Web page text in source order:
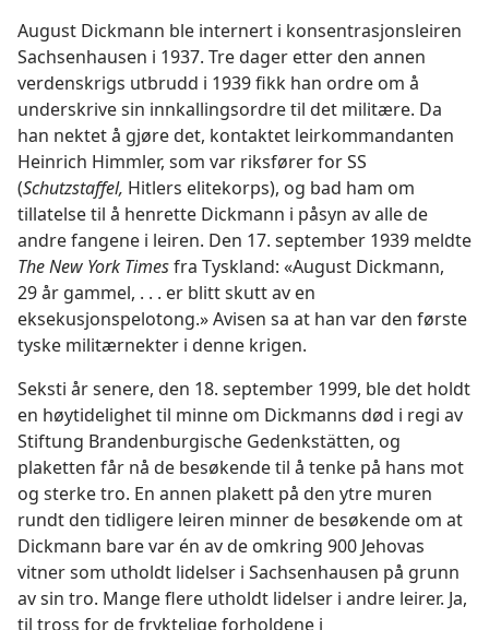
August Dickmann ble internert i konsentrasjonsleiren
Sachsenhausen i 1937. Tre dager etter den annen
verdenskrigs utbrudd i 1939 fikk han ordre om å
underskrive sin innkallingsordre til det militære. Da
han nektet å gjøre det, kontaktet leirkommandanten
Heinrich Himmler, som var riksfører for SS
(Schutzstaffel, Hitlers elitekorps), og bad ham om
tillatelse til å henrette Dickmann i påsyn av alle de
andre fangene i leiren. Den 17. september 1939 meldte
The New York Timesfra Tyskland: «August Dickmann,
29 år gammel, . . . er blitt skutt av en
eksekusjonspelotong.» Avisen sa at han var den første
tyske militærnekter i denne krigen.
Seksti år senere, den 18. september 1999, ble det holdt
en høytidelighet til minne om Dickmanns død i regi av
Stiftung Brandenburgische Gedenkstätten, og
plaketten får nå de besøkende til å tenke på hans mot
og sterke tro. En annen plakett på den ytre muren
rundt den tidligere leiren minner de besøkende om at
Dickmann bare var én av de omkring 900 Jehovas
vitner som utholdt lidelser i Sachsenhausen på grunn
av sin tro. Mange flere utholdt lidelser i andre leirer. Ja,
til tross for de fryktelige forholdene i